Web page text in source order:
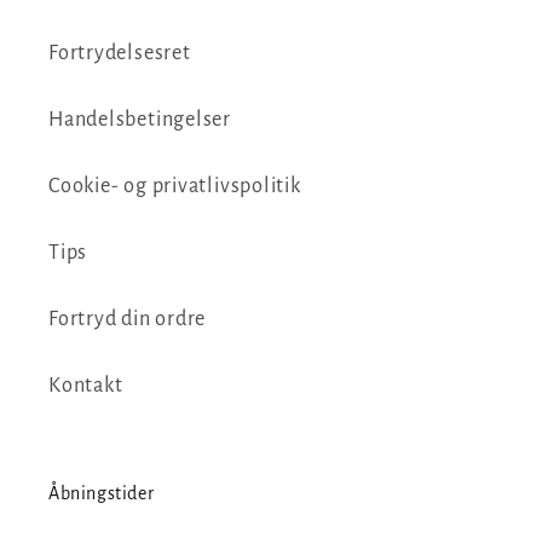
Fortrydelsesret
Handelsbetingelser
Cookie- og privatlivspolitik
Tips
Fortryd din ordre
Kontakt
Åbningstider